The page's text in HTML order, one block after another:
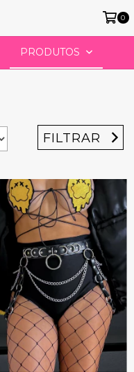
0
PRODUTOS
FILTRAR